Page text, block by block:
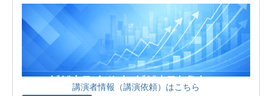
講演者情報（講演依頼）はこちら